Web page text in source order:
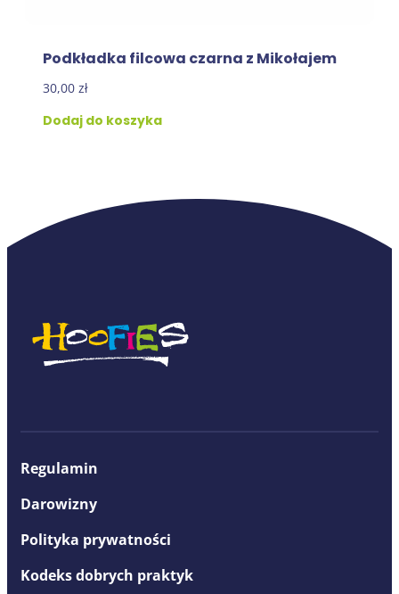
Podkładka filcowa czarna z Mikołajem
30,00 zł
Dodaj do koszyka
Regulamin
Darowizny
Polityka prywatności
Kodeks dobrych praktyk